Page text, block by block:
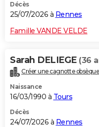
Décès
25/07/2026 à Rennes
Famille VANDE VELDE
Sarah DELIEGE (36
Créer une cagnotte
Naissance
16/03/1990 à Tours
Décès
24/07/2026 à Rennes